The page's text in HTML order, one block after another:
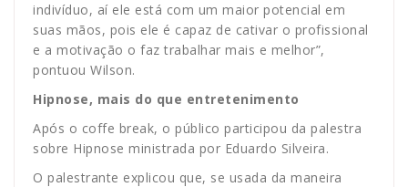
indivíduo, aí ele está com um maior potencial em
suas mãos, pois ele é capaz de cativar o profissional
e a motivação o faz trabalhar mais e melhor”,
pontuou Wilson.
Hipnose, mais do que entretenimento
Após o coffe break, o público participou da palestra
sobre Hipnose ministrada por Eduardo Silveira.
O palestrante explicou que, se usada da maneira